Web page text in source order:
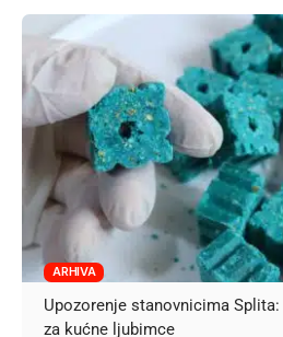
ARHIVA
Upozorenje stanovnicima
za kućne ljubimce